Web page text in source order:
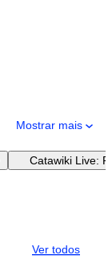
Mostrar mais
Catawiki Live:
Ver todos